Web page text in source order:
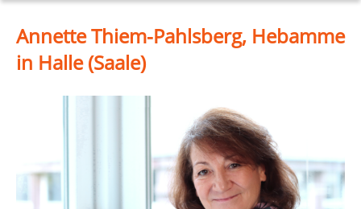
Annette Thiem-Pahlsberg, Hebamme
in Halle (Saale)